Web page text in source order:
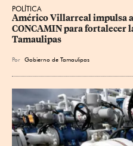
POLÍTICA
Américo Villarreal impulsa
CONCAMIN para fortalecer
Tamaulipas
Por Gobierno de Tamaulipas